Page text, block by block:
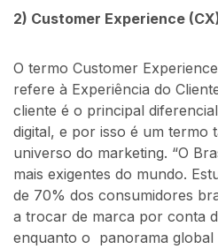
2) Customer Experience
O termo Customer
refere à Experiência do
cliente é o principal
digital, e por isso é um termo
universo do marketing. “O
mais exigentes do mundo.
de 70% dos consumidores
a trocar de marca por conta
enquanto o panorama global